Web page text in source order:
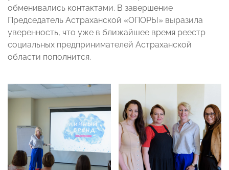
обменивались контактами. В завершение
Председатель Астраханской «ОПОРЫ» выразила
уверенность, что уже в ближайшее время реестр
социальных предпринимателей Астраханской
области пополнится.